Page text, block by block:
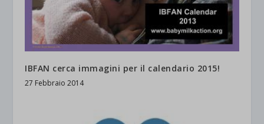
IBFAN cerca immagini per il calendario 2015!
27 Febbraio 2014